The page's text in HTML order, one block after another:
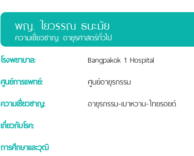
พญ. ใยวรรณ ธนะมัย
ความเชี่ยวชาญ: อายุรศาสตร์ทั่วไป
โรงพยาบาล:
Bangpakok 1 Hospital
ศูนย์การแพทย์:
ศูนย์อายุรกรรม
ความเชี่ยวชาญ:
อายุรกรรม-เบาหวาน-ไทยรอยด์
เกี่ยวกับโรค:
การศึกษาและวุฒิ